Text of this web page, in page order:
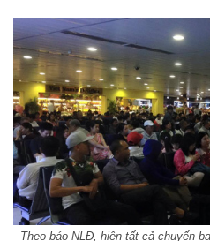
Theo báo NLĐ, hiện tất cả chuyến